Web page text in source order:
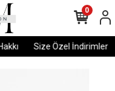
Size Özel İndirimler
0